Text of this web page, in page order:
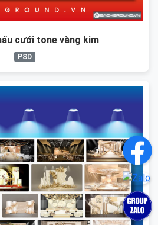
cưới tone vàng kim
PSD